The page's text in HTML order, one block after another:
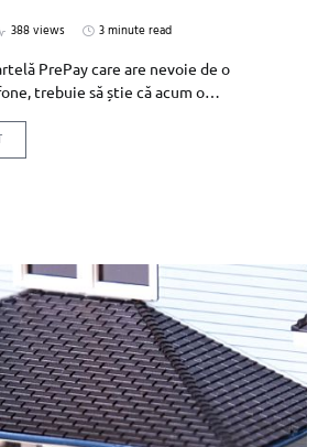
388 views
3 minute read
PrePay care are nevoie de o
trebuie să știe că acum o…